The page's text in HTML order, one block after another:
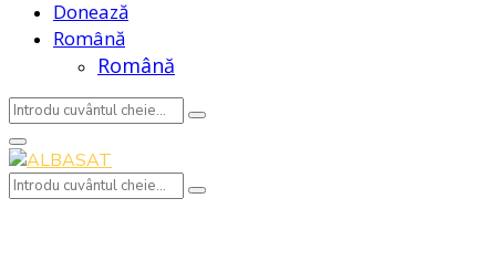
Donează
Română
Română
Search
for:
Search
Primary
Menu
Search
Search